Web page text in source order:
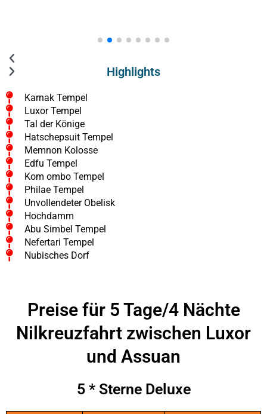
Highlights
Karnak Tempel
Luxor Tempel
Tal der Könige
Hatschepsuit Tempel
Memnon Kolosse
Edfu Tempel
Kom ombo Tempel
Philae Tempel
Unvollendeter Obelisk
Hochdamm
Abu Simbel Tempel
Nefertari Tempel
Nubisches Dorf
Preise für 5 Tage/4 Nächte
Nilkreuzfahrt zwischen Luxor
und Assuan
5 * Sterne Deluxe